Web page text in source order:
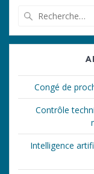
Congé de
Contrôle
Intelligence